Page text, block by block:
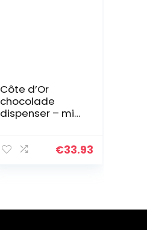
Côte d’Or
chocolade
dispenser – mini
Chokotoff – 120
€33.93